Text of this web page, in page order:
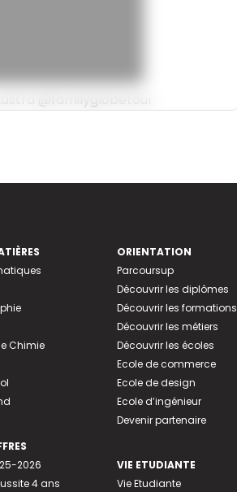
Chimie
2026
4 ans
ORIENTATION
Parcoursup
Découvrir les diplômes
Découvrir les formations
Découvrir les métiers
Découvrir les écoles
Ecole de commerce
Ecole de design
Ecole d’ingénieur
Devenir partenaire
VIE ETUDIANTE
Vie Etudiante